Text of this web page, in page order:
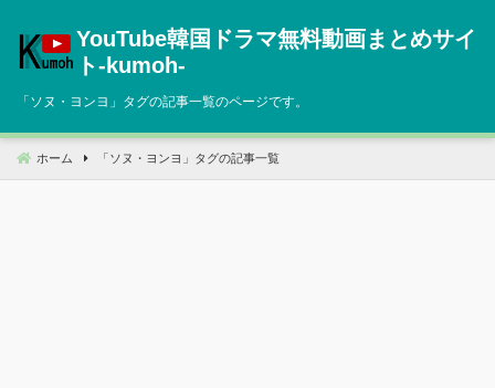
へ
動
YouTube韓国ドラマ無料動画まとめサイ
ト‐kumoh‐
「ソヌ・ヨンヨ 」タグの記事一覧のページです。
ホーム 「 ソヌ・ヨンヨ 」タグの記事一覧